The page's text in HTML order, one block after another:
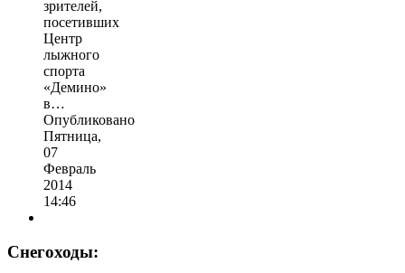
зрителей,
посетивших
Центр
лыжного
спорта
«Демино»
в…
Опубликовано
Пятница,
07
Февраль
2014
14:46
Снегоходы: